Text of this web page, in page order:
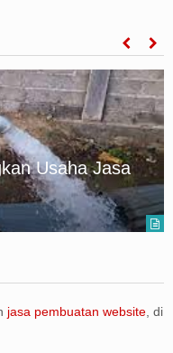
Usaha Jasa
jasa pembuatan website , di